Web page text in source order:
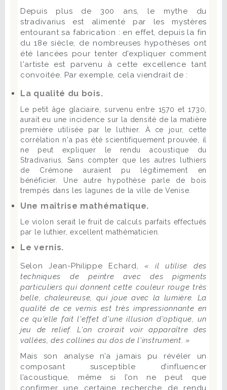
Depuis plus de 300 ans, le mythe du
stradivarius est alimenté par les mystères
entourant sa fabrication : en effet, depuis la fin
du 18e siècle, de nombreuses hypothèses ont
été lancées pour tenter d'expliquer comment
l'artiste est parvenu à cette excellence tant
convoitée. Par exemple, cela viendrait de :
La qualité du bois.
Le petit âge glaciaire, survenu entre 1570 et 1730,
aurait eu une incidence sur la densité de la matière
première utilisée par le luthier. À ce jour, cette
corrélation n'a pas été scientifiquement prouvée, il
ne peut expliquer le rendu acoustique du
Stradivarius. Sans compter que les autres luthiers
de Crémone auraient pu légitimement en
bénéficier. Une autre hypothèse parle de bois
trempés dans les lagunes de la ville de Venise.
Une maîtrise mathématique.
Le violon serait le fruit de calculs parfaits effectués
par le luthier, excellent mathématicien.
Le vernis.
Selon Jean-Philippe Echard,« il utilise des
techniques de peintre avec des pigments
particuliers qui donnent cette couleur rouge très
belle, chaleureuse, qui joue avec la lumière. La
qualité de ce vernis est très impressionnante en
ce qu'elle fait l'effet d'une illusion d'optique, un
jeu de relief. L'on croirait voir apparaître des
vallées, des collines au dos de l'instrument. »
Mais son analyse n’a jamais pu révéler un
composant susceptible d’influencer
l’acoustique, même si l’on ne peut que
confirmer une certaine recherche de rendu